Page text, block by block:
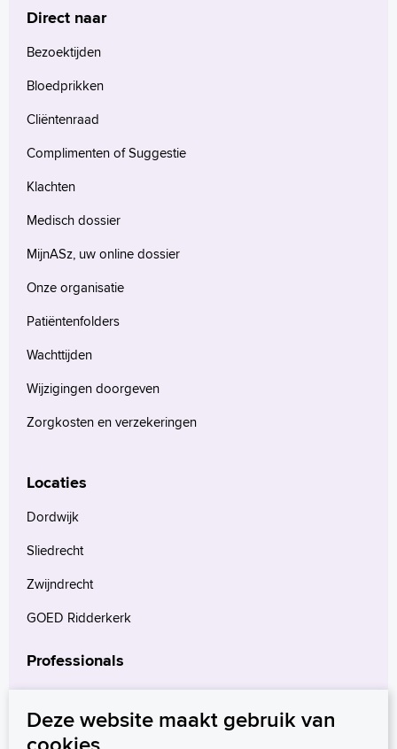
Direct naar
Bezoektijden
Bloedprikken
Cliëntenraad
Complimenten of Suggestie
Klachten
Medisch dossier
MijnASz, uw online dossier
Onze organisatie
Patiëntenfolders
Wachttijden
Wijzigingen doorgeven
Zorgkosten en verzekeringen
Locaties
Dordwijk
Sliedrecht
Zwijndrecht
GOED Ridderkerk
Professionals
Verwijzers
Wetenschappelijk onderzoek
Deze website maakt gebruik van